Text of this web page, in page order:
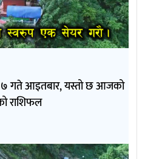
गते आइतबार, यस्तो छ आजको
राशिफल